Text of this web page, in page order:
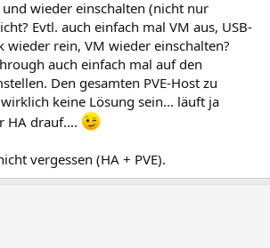
und wieder einschalten (nicht nur
Evtl. auch einfach mal VM aus, USB-
wieder rein, VM wieder einschalten?
auch einfach mal auf den
Den gesamten PVE-Host zu
keine Lösung sein... läuft ja
HA drauf....
vergessen (HA + PVE).